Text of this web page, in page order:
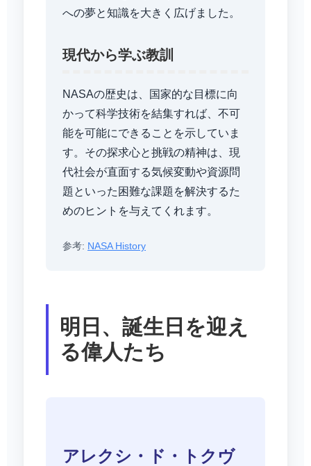
への夢と知識を大きく広げました。
現代から学ぶ教訓
NASAの歴史は、国家的な目標に向
かって科学技術を結集すれば、不可
能を可能にできることを示していま
す。その探求心と挑戦の精神は、現
代社会が直面する気候変動や資源問
題といった困難な課題を解決するた
めのヒントを与えてくれます。
参考: NASA History
明日、誕生日を迎え
る偉人たち
アレクシ・ド・トクヴ